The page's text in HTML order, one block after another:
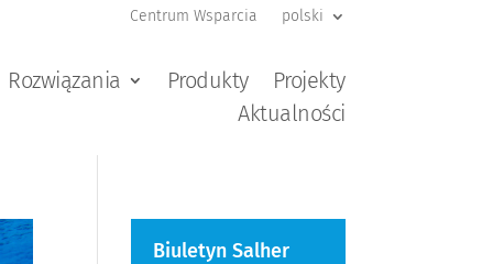
Centrum Wsparcia polski
Rozwiązania Produkty
Projekty
Aktualności
Biuletyn Salher